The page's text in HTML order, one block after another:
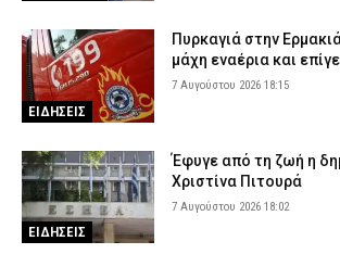
ΕΙΔΗΣΕΙΣ
Πυρκαγιά στην
μάχη εναέρια και
7 Αυγούστου 2026 18:15
ΕΙΔΗΣΕΙΣ
Έφυγε από τη ζωή η
Χριστίνα Πιτουρά
7 Αυγούστου 2026 18:02